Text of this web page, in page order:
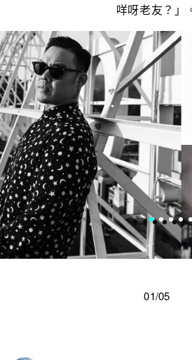
咩呀老友？」
01/05